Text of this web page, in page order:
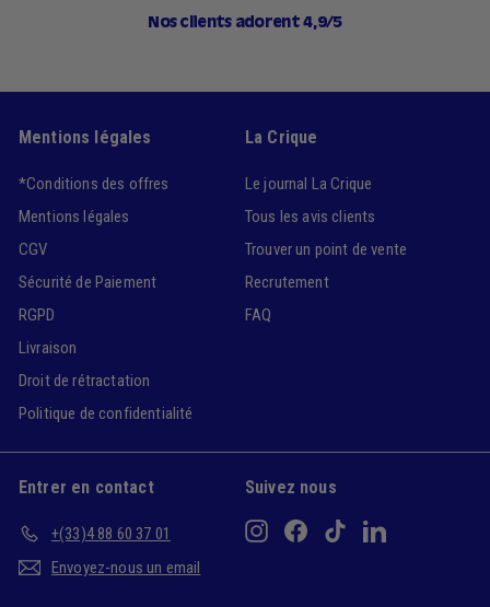
Nos clients adorent 4,9/5
Mentions légales
*Conditions des offres
Mentions légales
CGV
Sécurité de Paiement
RGPD
Livraison
Droit de rétractation
Politique de confidentialité
La Crique
Le journal La Crique
Tous les avis clients
Trouver un point de vente
Recrutement
FAQ
Entrer en contact
+(33)4 88 60 37 01
Envoyez-nous un email
Suivez nous
InstagramFacebookTikTokLinkedIn